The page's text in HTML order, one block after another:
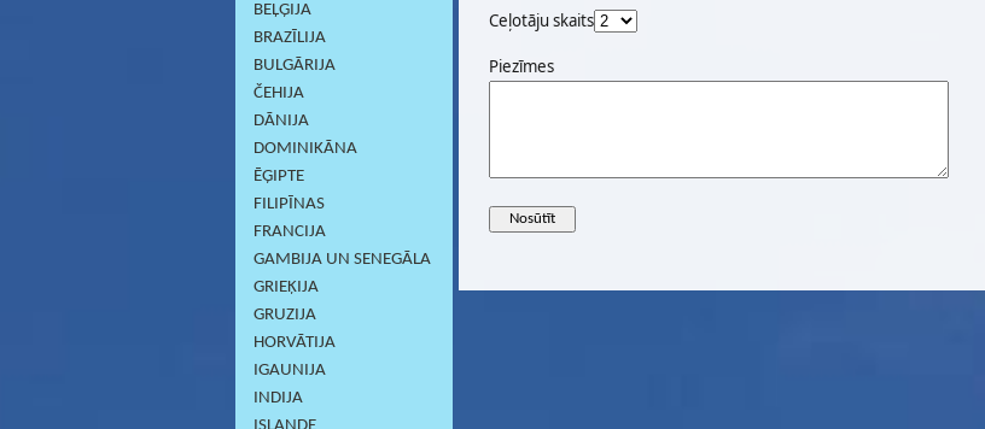
BEĻĢIJA
BRAZĪLIJA
BULGĀRIJA
ČEHIJA
DĀNIJA
DOMINIKĀNA
ĒĢIPTE
FILIPĪNAS
FRANCIJA
GAMBIJA UN SENEGĀLA
GRIEĶIJA
GRUZIJA
HORVĀTIJA
IGAUNIJA
INDIJA
Ceļotāju skaits
Piezīmes